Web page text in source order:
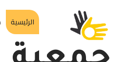
الرئيسية